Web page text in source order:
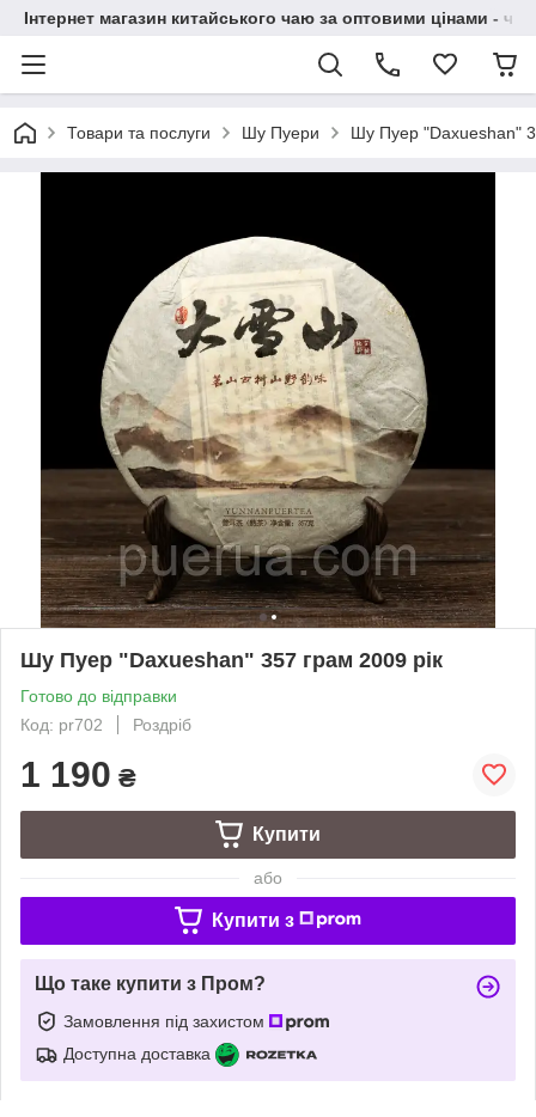
Інтернет магазин китайського чаю за оптовими цінами -
Товари та послуги Шу Пуери Шу Пуер "Daxueshan"
Шу Пуер "Daxueshan" 357 грам 2009 рік
Готово до відправки
Код: pr702
Роздріб
1 190 ₴
Купити
або
Купити з
Що таке купити з Пром?
Замовлення під захистом
Доступна доставка